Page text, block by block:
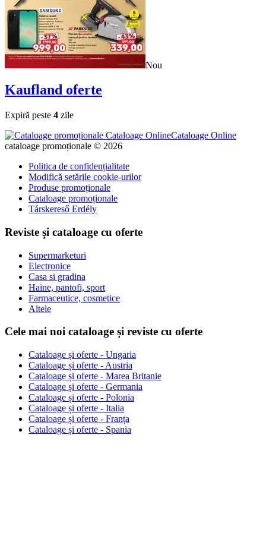
Nou
Kaufland oferte
Expiră peste 4 zile
Cataloage Online
cataloage promoționale © 2026
Politica de confidențialitate
Modifică setările cookie-urilor
Produse promoționale
Cataloage promoționale
Társkereső Erdély
Reviste și cataloage cu oferte
Supermarketuri
Electronice
Casa si gradina
Haine, pantofi, sport
Farmaceutice, cosmetice
Altele
Cele mai noi cataloage și reviste cu oferte
Cataloage și oferte - Ungaria
Cataloage și oferte - Austria
Cataloage și oferte - Marea Britanie
Cataloage și oferte - Germania
Cataloage și oferte - Polonia
Cataloage și oferte - Italia
Cataloage și oferte - Franța
Cataloage și oferte - Spania